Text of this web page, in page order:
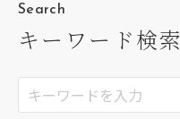
Search
キーワード検索